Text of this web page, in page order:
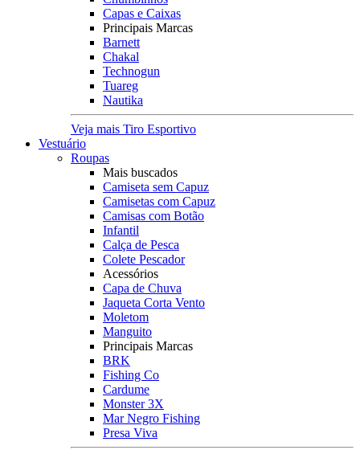
Capas e Caixas
Principais Marcas
Barnett
Chakal
Technogun
Tuareg
Nautika
Veja mais Tiro Esportivo
Vestuário
Roupas
Mais buscados
Camiseta sem Capuz
Camisetas com Capuz
Camisas com Botão
Infantil
Calça de Pesca
Colete Pescador
Acessórios
Capa de Chuva
Jaqueta Corta Vento
Moletom
Manguito
Principais Marcas
BRK
Fishing Co
Cardume
Monster 3X
Mar Negro Fishing
Presa Viva